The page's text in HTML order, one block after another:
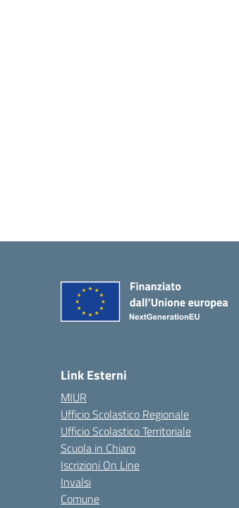
Link Esterni
MIUR
Ufficio Scolastico Regionale
Ufficio Scolastico Territoriale
Scuola in Chiaro
Iscrizioni On Line
Invalsi
Comune